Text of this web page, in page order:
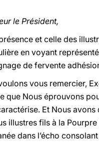
le Président,
et celle des
en voyant
de fervente
vous remercier,
que Nous éprouvons
Et Nous
illustres fils à la
dans l’écho